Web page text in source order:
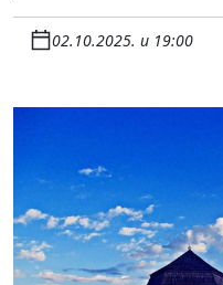
02.10.2025. u 19:00